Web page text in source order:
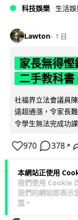
本網站正使用
我們使用 Cookie
我們的網站即表示
策 。
科技娛樂 生活
Lawton 1 日
家長無得
二手教科書
社福界立法會議員
遠超通漲，令家長
令學生無法完成功
970 378 ↗
科技娛樂 遊戲